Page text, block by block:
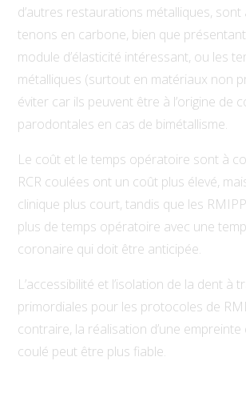
d’autres restaurations métalliques, sont
tenons en carbone, bien que
module d’élasticité intéressant, ou les
métalliques (surtout en matériaux non
éviter car ils peuvent être à l’origine de
parodontales en cas de bimétallisme.
Le coût et le temps opératoire sont à
RCR coulées ont un coût plus élevé,
clinique plus court, tandis que les
plus de temps opératoire avec une
coronaire qui doit être anticipée.
L’accessibilité et l’isolation de la dent à
primordiales pour les protocoles de
contraire, la réalisation d’une empreinte
coulé peut être plus fiable.